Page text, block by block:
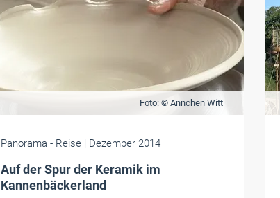
Foto: © Annchen Witt
Panorama - Reise | Dezember 2014
Auf der Spur der Keramik im
Kannenbäckerland